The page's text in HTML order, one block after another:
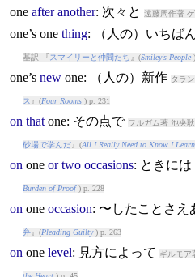
one after another: 次々と 遠藤周作著
one’s one thing: （人の）いちば
基訳 『スマイリーと仲間たち 』(Smiley's People)
one’s new one: （人の）新作 タラ
ス 』(Four Rooms) p. 231
on that one: その点で フルガム著 池央
砂場で学んだ』(All I Really Need to Know I
on one or two occasions: ときには
Burden of Proof) p. 228
on one occasion: 〜したことさえ
弁』(Pleading Guilty) p. 263
on one level: 見方によって ギルモア